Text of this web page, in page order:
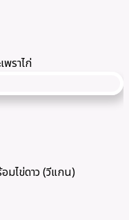
พราไก่
มไข่ดาว (วีแกน)